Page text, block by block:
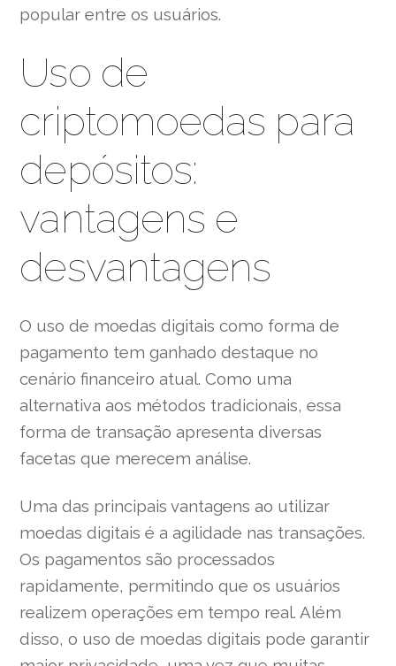
popular entre os usuários.
Uso de
criptomoedas para
depósitos:
vantagens e
desvantagens
O uso de moedas digitais como forma de
pagamento tem ganhado destaque no
cenário financeiro atual. Como uma
alternativa aos métodos tradicionais, essa
forma de transação apresenta diversas
facetas que merecem análise.
Uma das principais vantagens ao utilizar
moedas digitais é a agilidade nas transações.
Os pagamentos são processados
rapidamente, permitindo que os usuários
realizem operações em tempo real. Além
disso, o uso de moedas digitais pode garantir